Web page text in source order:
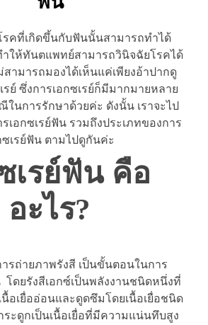
รคที่เกิดขึ้นกับฟันนั้นสามารถทำได้
ให้ทันตแพทย์สามารถวินิจฉัยโรคได้
ามารถมองได้เห็นแค่เพียงอ้าปากดู
รย์ ซึ่งการเอกซเรย์ก็มีมากมายหลาย
นการรักษาด้วยค่ะ ดังนั้น เราจะไป
เอกซเรย์ฟัน รวมถึงประเภทของการ
ซเรย์ฟัน ตามไปดูกันค่ะ
เรย์ฟัน คือ
อะไร?
ารถ่ายภาพรังสี เป็นขั้นตอนในการ
ดยรังสีเอกซ์เป็นพลังงานชนิดหนึ่งที่
อเยื่ออ่อนและดูดซึมโดยเนื้อเยื่อชนิด
ะดูกเป็นเนื้อเยื่อที่มีความแน่นทึบสูง